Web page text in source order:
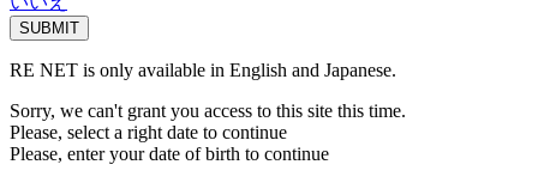
RE NET is only available in English and Japanese.
Sorry, we can't grant you access to this site this time.
Please, select a right date to continue
Please, enter your date of birth to continue